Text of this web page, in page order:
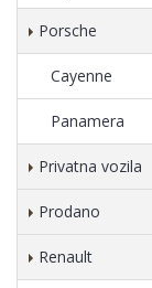
Porsche
Cayenne
Panamera
Privatna vozila
Prodano
Renault